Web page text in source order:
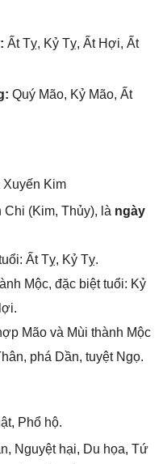
Ất Tỵ, Kỷ Tỵ, Ất Hợi, Ất
Quý Mão, Kỷ Mão, Ất
Xuyến Kim
(Kim, Thủy), là ngày
Ất Tỵ, Kỷ Tỵ.
Mộc, đặc biệt tuổi: Kỷ
Mão và Mùi thành Mộc
phá Dần, tuyệt Ngọ.
Phổ hộ.
Nguyệt hại, Du họa, Tứ